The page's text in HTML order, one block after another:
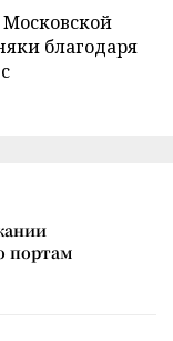
благодаря
портам